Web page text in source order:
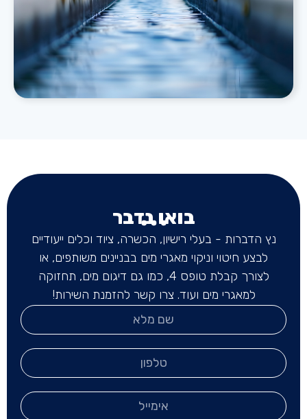
בואו נדבר
נץ הדברות - בעלי רישיון, הכשרה, ציוד וכלים ייעודיים
לבצע חיטוי וניקוי מאגרי מים בבניינים משותפים, או
לצורך קבלת טופס 4, כמו גם דיגום מים, תחזוקה
למאגרי מים ועוד. צרו קשר להזמנת השירות!